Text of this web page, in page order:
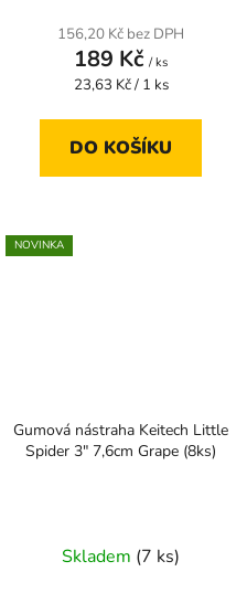
156,20 Kč bez DPH
189 Kč / ks
Měrná
23,63 Kč / 1 ks
DO KOŠÍKU
NOVINKA
Gumová nástraha Keitech Little
Spider 3" 7,6cm Grape (8ks)
Skladem (7 ks)